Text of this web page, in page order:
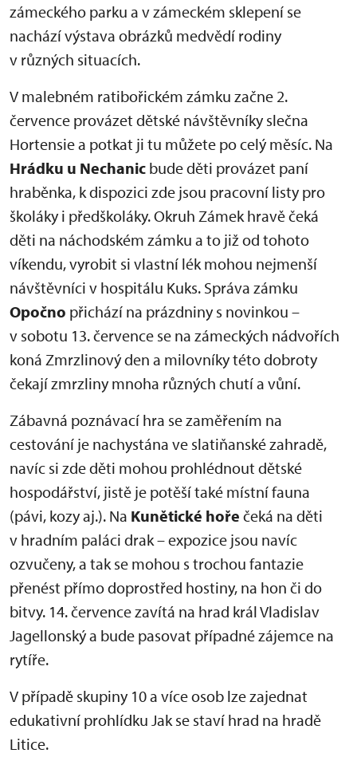
zámeckého parku a v zámeckém sklepení se
nachází výstava obrázků medvědí rodiny
v různých situacích.
V malebném ratibořickém zámku začne 2.
července provázet dětské návštěvníky slečna
Hortensie a potkat ji tu můžete po celý měsíc. Na
Hrádku u Nechanic bude děti provázet paní
hraběnka, k dispozici zde jsou pracovní listy pro
školáky i předškoláky. Okruh Zámek hravě čeká
děti na náchodském zámku a to již od tohoto
víkendu, vyrobit si vlastní lék mohou nejmenší
návštěvníci v hospitálu Kuks. Správa zámku
Opočno přichází na prázdniny s novinkou –
v sobotu 13. července se na zámeckých nádvořích
koná Zmrzlinový den a milovníky této dobroty
čekají zmrzliny mnoha různých chutí a vůní.
Zábavná poznávací hra se zaměřením na
cestování je nachystána ve slatiňanské zahradě,
navíc si zde děti mohou prohlédnout dětské
hospodářství, jistě je potěší také místní fauna
(pávi, kozy aj.). Na Kunětické hoře čeká na děti
v hradním paláci drak – expozice jsou navíc
ozvučeny, a tak se mohou s trochou fantazie
přenést přímo doprostřed hostiny, na hon či do
bitvy. 14. července zavítá na hrad král Vladislav
Jagellonský a bude pasovat případné zájemce na
rytíře.
V případě skupiny 10 a více osob lze zajednat
edukativní prohlídku Jak se staví hrad na hradě
Litice.